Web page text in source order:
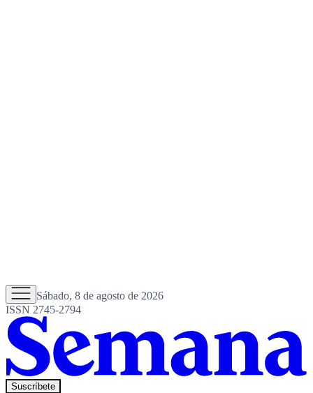
Sábado, 8 de agosto de 2026
ISSN 2745-2794
Suscríbete